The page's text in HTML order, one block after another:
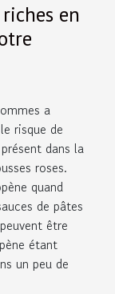
en
a
risque de
dans la
roses.
quand
de pâtes
être
étant
un peu de